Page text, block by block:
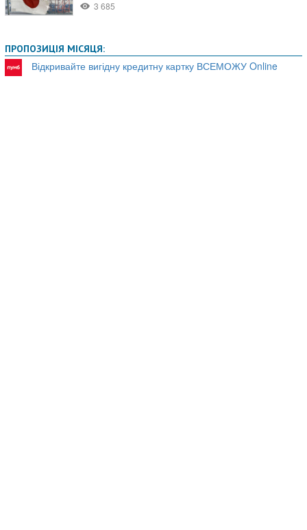
ПРОПОЗИЦІЯ МІСЯЦЯ:
Відкривайте вигідну кредитну картку ВСЕМОЖУ Online